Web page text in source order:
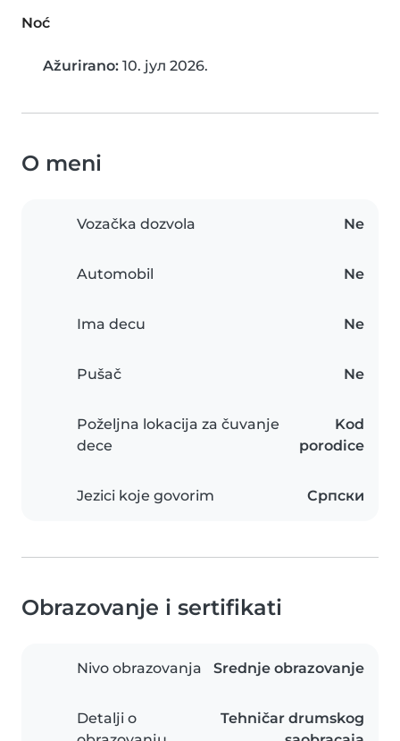
Noć
Ažurirano: 10. јул 2026.
O meni
Vozačka dozvola Ne
Automobil Ne
Ima decu Ne
Pušač Ne
Poželjna lokacija za čuvanje
dece
Kod
porodice
Jezici koje govorim Српски
Obrazovanje i sertifikati
Nivo obrazovanja Srednje obrazovanje
Detalji o
Tehničar drumskog